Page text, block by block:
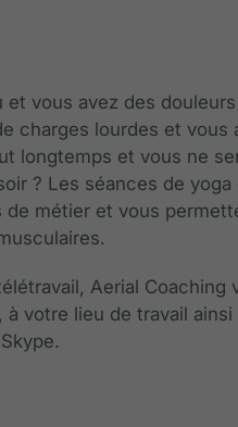
vous avez des
charges lourdes et vous
longtemps et vous ne
? Les séances de yoga
métier et vous
Aerial Coaching
votre lieu de travail